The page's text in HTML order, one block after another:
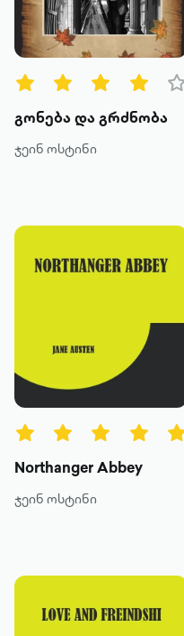
წიგნის ტიპები
ყველა
ტექსტური
ხმოვანი
რომანი
დოკუმენტური პროზა
კრიტიკა
მეტის ნახვა
გონება და გრძნობა
ჯეინ ოსტინი
Northanger Abbey
ჯეინ ოსტინი